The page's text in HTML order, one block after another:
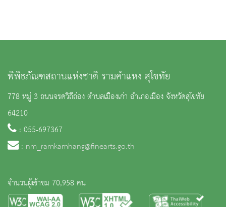
พิพิธภัณฑสถานแห่งชาติ รามคำแหง สุโขทัย
778 หมู่ 3 ถนนจรดวิถีถ่อง ตำบลเมืองเก่า อำเภอเมือง จังหวัดสุโขทัย
64210
: 055-697367
: nm_ramkamhang@finearts.go.th
จำนวนผู้เข้าชม 70,958 คน